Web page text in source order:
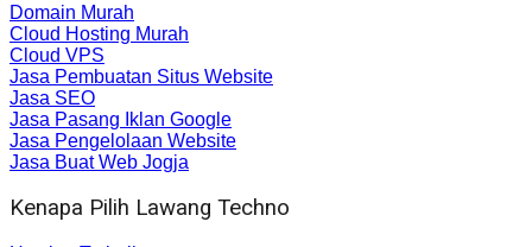
Domain Murah
Cloud Hosting Murah
Cloud VPS
Jasa Pembuatan Situs Website
Jasa SEO
Jasa Pasang Iklan Google
Jasa Pengelolaan Website
Jasa Buat Web Jogja
Kenapa Pilih Lawang Techno